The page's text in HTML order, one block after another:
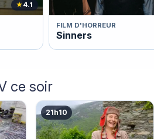
★4.1
FILM D'HORREUR
Sinners
ce soir
21h10